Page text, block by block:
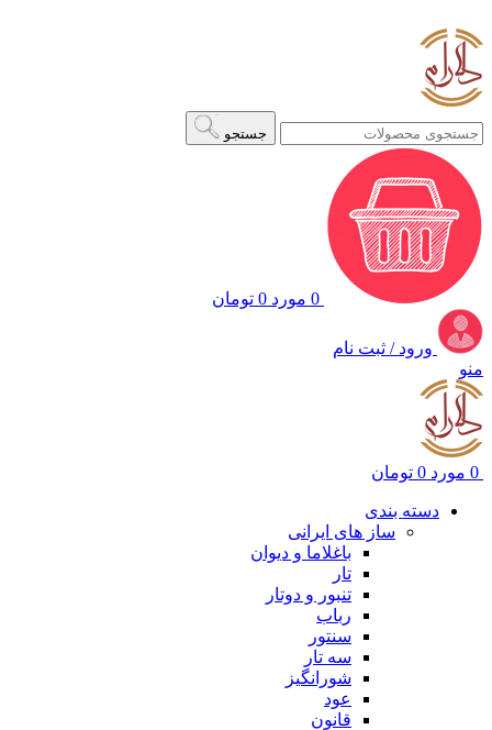
جستجو
0 مورد 0 تومان
ورود / ثبت نام
منو
0 مورد 0 تومان
دسته بندی
ساز های ایرانی
باغلاما و دیوان
تار
تنبور و دوتار
رباب
سنتور
سه تار
شورانگیز
عود
قانون